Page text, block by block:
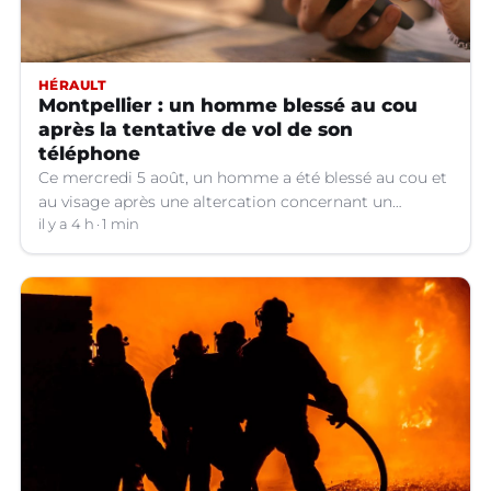
HÉRAULT
Montpellier : un homme blessé au cou
après la tentative de vol de son
téléphone
Ce mercredi 5 août, un homme a été blessé au cou et
au visage après une altercation concernant un
téléphone portable à Montpellier (Hérault).
il y a 4 h 1 min